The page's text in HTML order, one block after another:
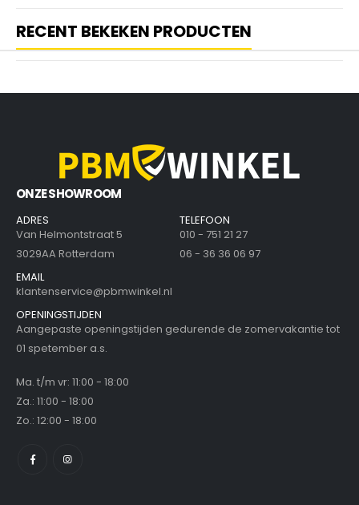
RECENT BEKEKEN PRODUCTEN
ONZE SHOWROOM
ADRES
Van Helmontstraat 5
3029AA Rotterdam
TELEFOON
010 - 751 21 27
06 - 36 36 06 97
EMAIL
klantenservice@pbmwinkel.nl
OPENINGSTIJDEN
Aangepaste openingstijden gedurende de zomervakantie tot
01 spetember a.s.
Ma. t/m vr: 11:00 - 18:00
Za.: 11:00 - 18:00
Zo.: 12:00 - 18:00